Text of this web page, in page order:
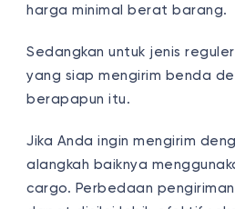
harga minimal berat barang.
Sedangkan untuk jenis
yang siap mengirim benda
berapapun itu.
Jika Anda ingin mengirim
alangkah baiknya
cargo. Perbedaan